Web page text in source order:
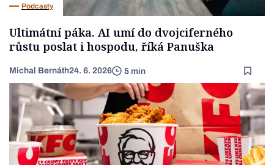
Podcasty
Ultimátní páka. AI umí do dvojciferného
růstu poslat i hospodu, říká Panuška
Michal Bernáth24. 6. 2026 5 min